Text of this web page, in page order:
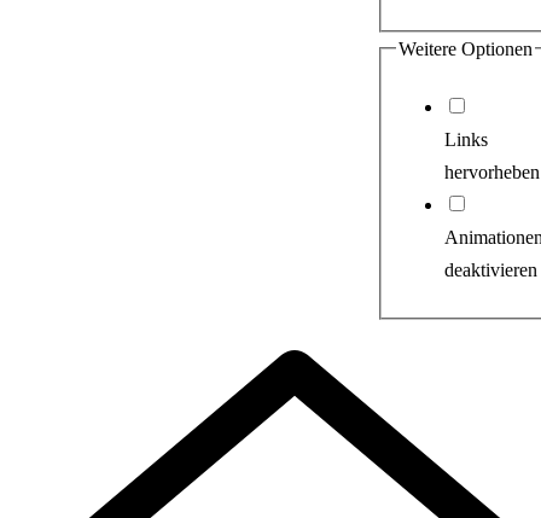
Weitere Optionen
Links
hervorheben
deaktivieren